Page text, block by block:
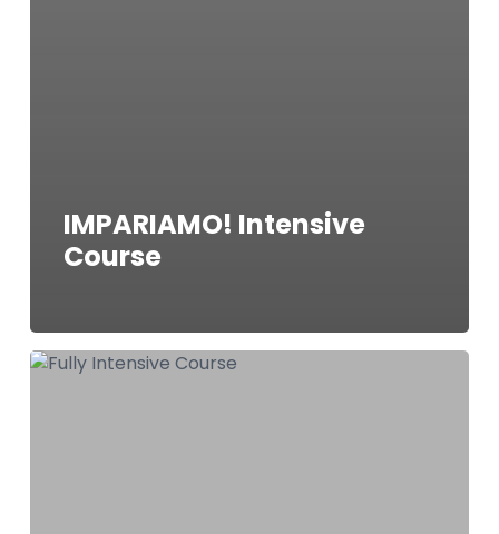
IMPARIAMO! Intensive
Course
IMPARIAMO